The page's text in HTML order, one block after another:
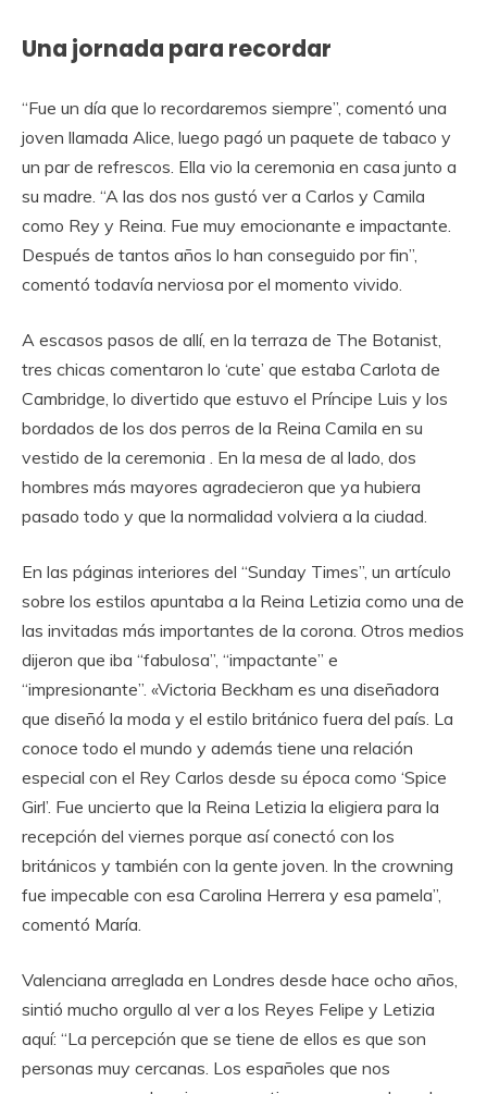
Una jornada para recordar
“Fue un día que lo recordaremos siempre”, comentó una
joven llamada Alice, luego pagó un paquete de tabaco y
un par de refrescos. Ella vio la ceremonia en casa junto a
su madre. “A las dos nos gustó ver a Carlos y Camila
como Rey y Reina. Fue muy emocionante e impactante.
Después de tantos años lo han conseguido por fin”,
comentó todavía nerviosa por el momento vivido.
A escasos pasos de allí, en la terraza de The Botanist,
tres chicas comentaron lo ‘cute’ que estaba Carlota de
Cambridge, lo divertido que estuvo el Príncipe Luis y los
bordados de los dos perros de la Reina Camila en su
vestido de la ceremonia . En la mesa de al lado, dos
hombres más mayores agradecieron que ya hubiera
pasado todo y que la normalidad volviera a la ciudad.
En las páginas interiores del “Sunday Times”, un artículo
sobre los estilos apuntaba a la Reina Letizia como una de
las invitadas más importantes de la corona. Otros medios
dijeron que iba “fabulosa”, “impactante” e
“impresionante”. «Victoria Beckham es una diseñadora
que diseñó la moda y el estilo británico fuera del país. La
conoce todo el mundo y además tiene una relación
especial con el Rey Carlos desde su época como ‘Spice
Girl’. Fue uncierto que la Reina Letizia la eligiera para la
recepción del viernes porque así conectó con los
británicos y también con la gente joven. In the crowning
fue impecable con esa Carolina Herrera y esa pamela”,
comentó María.
Valenciana arreglada en Londres desde hace ocho años,
sintió mucho orgullo al ver a los Reyes Felipe y Letizia
aquí: “La percepción que se tiene de ellos es que son
personas muy cercanas. Los españoles que nos